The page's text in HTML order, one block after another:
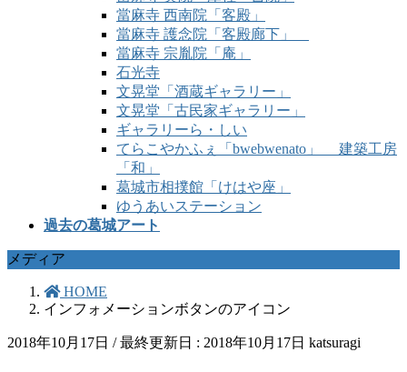
當麻寺 西南院「客殿」
當麻寺 護念院「客殿廊下」
當麻寺 宗胤院「庵」
石光寺
文晃堂「酒蔵ギャラリー」
文晃堂「古民家ギャラリー」
ギャラリーら・しい
てらこやかふぇ「bwebwenato」 建築工房
「和」
葛城市相撲館「けはや座」
ゆうあいステーション
過去の葛城アート
メディア
HOME
インフォメーションボタンのアイコン
2018年10月17日 / 最終更新日 : 2018年10月17日 katsuragi